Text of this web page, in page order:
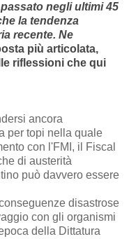
negli ultimi 45
la tendenza
recente. Ne
più articolata,
riflessioni che qui
ancora
per topi nella quale
con l'FMI, il Fiscal
di austerità
può davvero essere
disastrose
con gli organismi
della Dittatura